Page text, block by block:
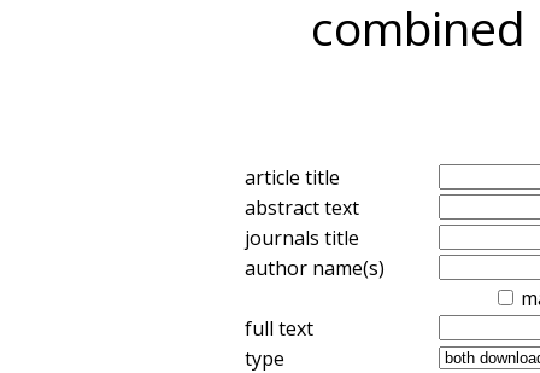
combined
article title
abstract text
journals title
author name(s)
full text
type